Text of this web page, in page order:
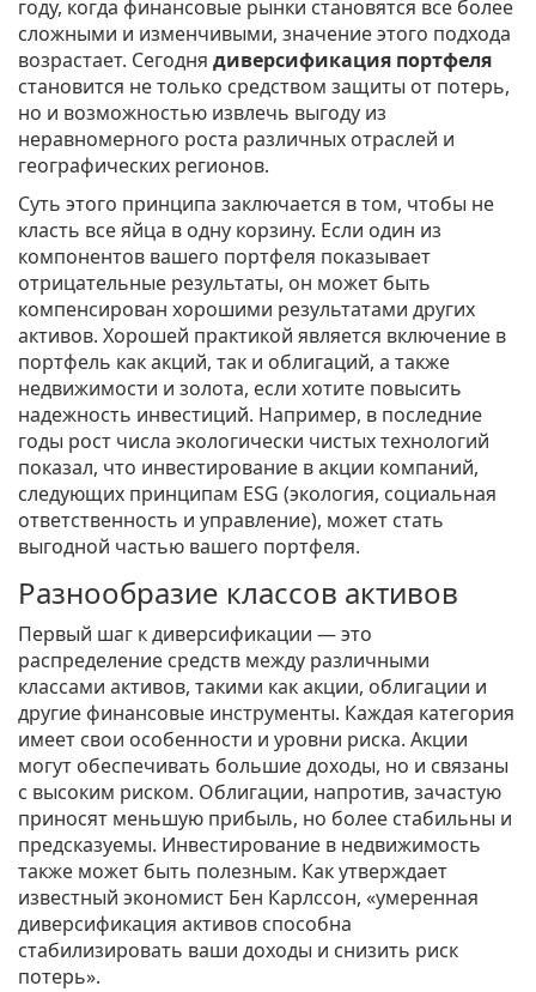
году, когда финансовые рынки становятся все более
сложными и изменчивыми, значение этого подхода
возрастает. Сегодня диверсификация портфеля
становится не только средством защиты от потерь,
но и возможностью извлечь выгоду из
неравномерного роста различных отраслей и
географических регионов.
Суть этого принципа заключается в том, чтобы не
класть все яйца в одну корзину. Если один из
компонентов вашего портфеля показывает
отрицательные результаты, он может быть
компенсирован хорошими результатами других
активов. Хорошей практикой является включение в
портфель как акций, так и облигаций, а также
недвижимости и золота, если хотите повысить
надежность инвестиций. Например, в последние
годы рост числа экологически чистых технологий
показал, что инвестирование в акции компаний,
следующих принципам ESG (экология, социальная
ответственность и управление), может стать
выгодной частью вашего портфеля.
Разнообразие классов активов
Первый шаг к диверсификации — это
распределение средств между различными
классами активов, такими как акции, облигации и
другие финансовые инструменты. Каждая категория
имеет свои особенности и уровни риска. Акции
могут обеспечивать большие доходы, но и связаны
с высоким риском. Облигации, напротив, зачастую
приносят меньшую прибыль, но более стабильны и
предсказуемы. Инвестирование в недвижимость
также может быть полезным. Как утверждает
известный экономист Бен Карлссон, «умеренная
диверсификация активов способна
стабилизировать ваши доходы и снизить риск
потерь».